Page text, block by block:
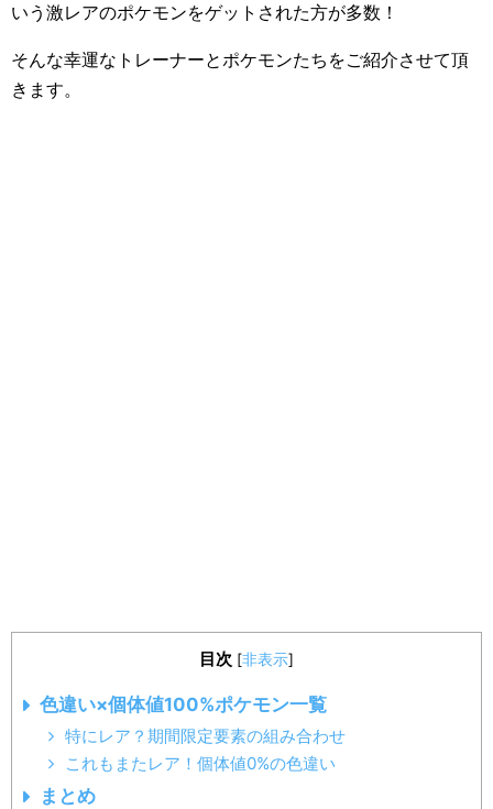
いう激レアのポケモンをゲットされた方が多数！
そんな幸運なトレーナーとポケモンたちをご紹介させて頂
きます。
目次 [非表示]
色違い×個体値100%ポケモン一覧
特にレア？期間限定要素の組み合わせ
これもまたレア！個体値0%の色違い
まとめ